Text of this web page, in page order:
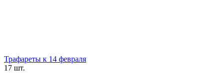
Трафареты к 14 февраля
17 шт.